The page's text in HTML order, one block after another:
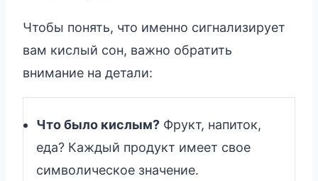
Чтобы понять, что именно сигнализирует
вам кислый сон, важно обратить
внимание на детали:
Что было кислым? Фрукт, напиток,
еда? Каждый продукт имеет свое
символическое значение.